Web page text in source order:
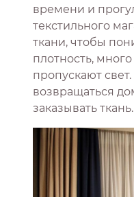
времени и
текстильного
ткани, чтобы
плотность,
пропускают
возвращаться
заказывать ткань.